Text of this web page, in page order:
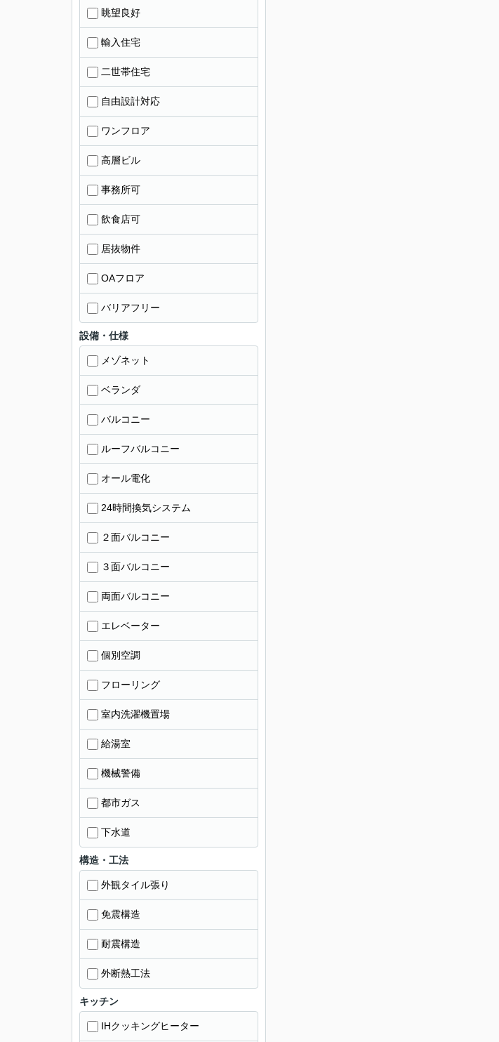
眺望良好
輸入住宅
二世帯住宅
自由設計対応
ワンフロア
高層ビル
事務所可
飲食店可
居抜物件
OAフロア
バリアフリー
設備・仕様
メゾネット
ベランダ
バルコニー
ルーフバルコニー
オール電化
24時間換気システム
２面バルコニー
３面バルコニー
両面バルコニー
エレベーター
個別空調
フローリング
室内洗濯機置場
給湯室
機械警備
都市ガス
下水道
構造・工法
外観タイル張り
免震構造
耐震構造
外断熱工法
キッチン
IHクッキングヒーター